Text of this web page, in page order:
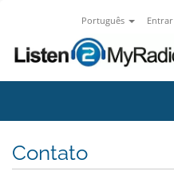
Português Entrar
Contato